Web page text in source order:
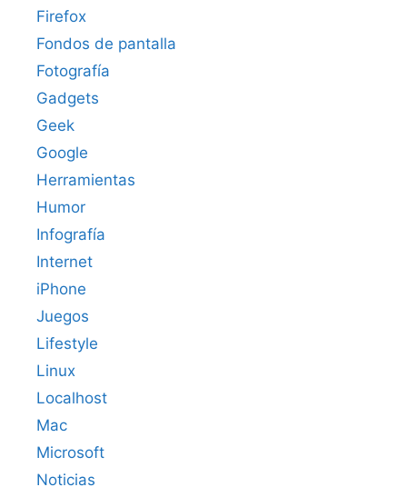
Firefox
Fondos de pantalla
Fotografía
Gadgets
Geek
Google
Herramientas
Humor
Infografía
Internet
iPhone
Juegos
Lifestyle
Linux
Localhost
Mac
Microsoft
Noticias